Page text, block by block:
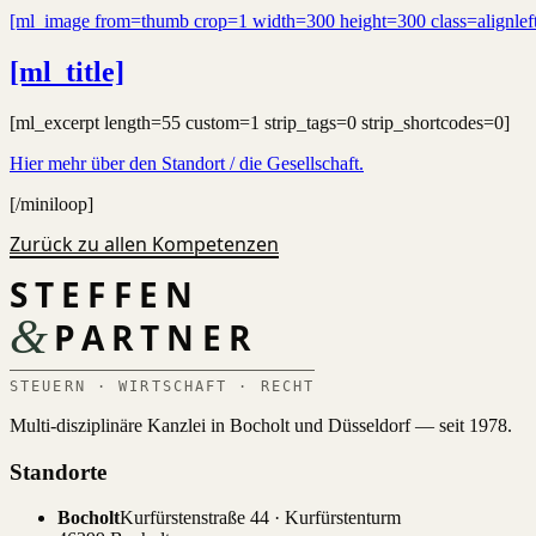
[ml_image from=thumb crop=1 width=300 height=300
[ml_title]
[ml_excerpt length=55 custom=1 strip_tags=0 strip_shortcodes=0]
Hier mehr über den Standort / die Gesellschaft.
[/miniloop]
Zurück zu allen Kompetenzen
STEFFEN
&PARTNER
STEUERN · WIRTSCHAFT · RECHT
Multi-disziplinäre Kanzlei in Bocholt und Düsseldorf — seit 1978.
Standorte
BocholtKurfürstenstraße 44 · Kurfürstenturm